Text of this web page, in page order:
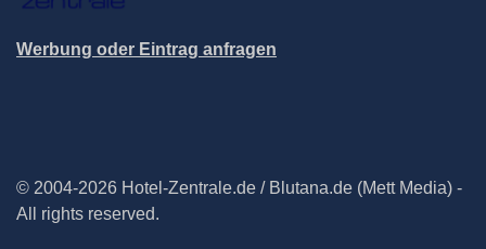
Werbung oder Eintrag anfragen
© 2004-2026 Hotel-Zentrale.de / Blutana.de (Mett Media) -
All rights reserved.